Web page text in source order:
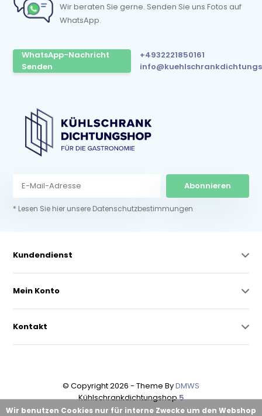
Wir beraten Sie gerne. Senden Sie uns Fotos auf
WhatsApp.
WhatsApp-Nachricht
Senden
+4932221850161
Abonnieren
* Lesen Sie hier unsere Datenschutzbestimmungen
Kundendienst
Mein Konto
Kontakt
© Copyright 2026 - Theme ByDMWS
Kühlschrankdichtungshop5
Wir benutzen Cookies nur für interne Zwecke um den Webshop